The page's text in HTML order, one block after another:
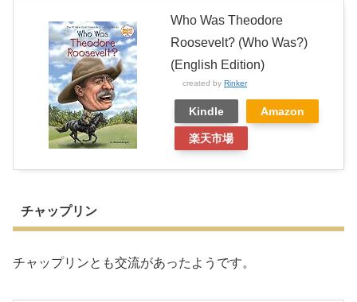
Who Was Theodore
Roosevelt? (Who Was?)
(English Edition)
created by Rinker
Kindle Amazon
楽天市場
チャップリン
チャップリンとも交流があったようです。